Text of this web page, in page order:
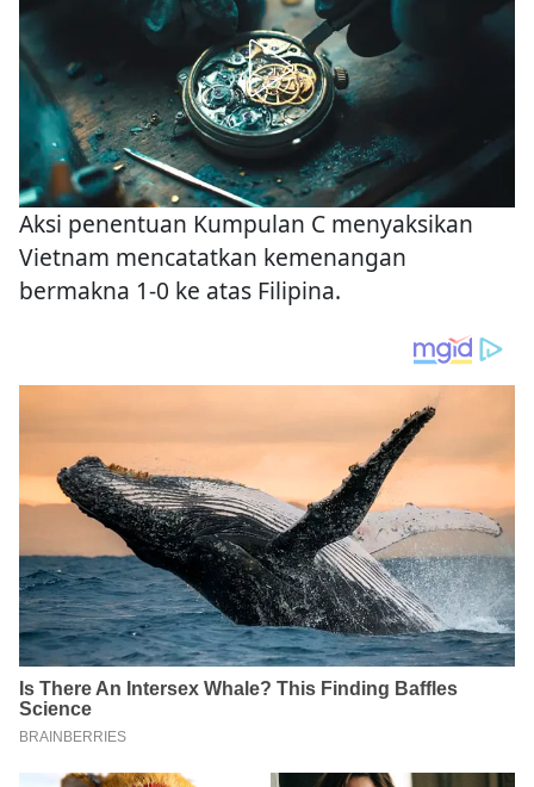
Aksi penentuan Kumpulan C menyaksikan
Vietnam mencatatkan kemenangan
bermakna 1-0 ke atas Filipina.